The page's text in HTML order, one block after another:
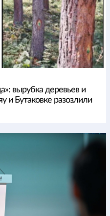
вырубка деревьев и
и Бутаковке разозлили